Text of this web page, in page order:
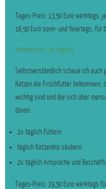
Tages-Preis: 13,50 Euro werktags,
16,50 Euro sonn- und feiertags, für
Hausbesuch, 2x täglich
Selbstverständlich schaue ich auch
Katzen die Frischfutter bekommen,
wichtig sind und die sich über
davon.
2x täglich Füttern
täglich Katzenklo säubern
2x täglich Ansprache und
Tages-Preis: 19,50 Euro werktags